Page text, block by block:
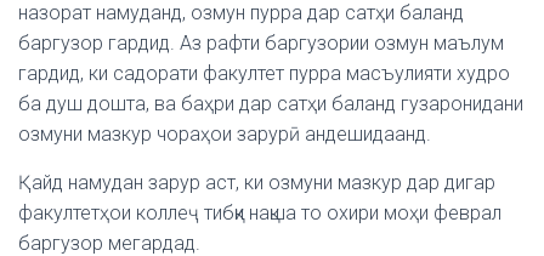
назорат намуданд, озмун пурра дар сатҳи баланд
баргузор гардид. Аз рафти баргузории озмун маълум
гардид, ки садорати факултет пурра масъулияти худро
ба душ дошта, ва баҳри дар сатҳи баланд гузаронидани
озмуни мазкур чораҳои зарурӣ андешидаанд.
Қайд намудан зарур аст, ки озмуни мазкур дар дигар
факултетҳои коллеҷ тибқи нақша то охири моҳи феврал
баргузор мегардад.